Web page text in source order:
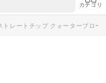
カテゴリ
トレートチップ クォーターブロー